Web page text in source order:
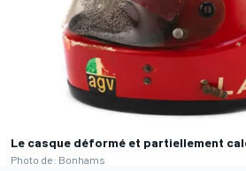
Le casque déformé et partiellement
Photo de: Bonhams